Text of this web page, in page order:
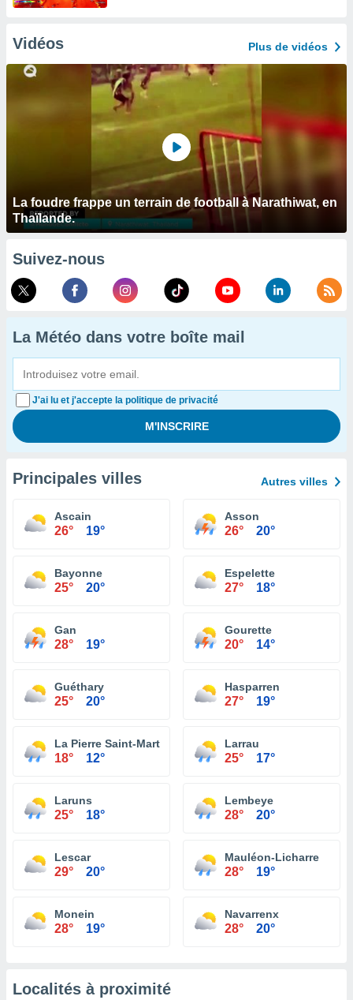
Vidéos Plus de vidéos
La foudre frappe un terrain de football à Narathiwat, en
Thaïlande.
Suivez-nous
La Météo dans votre boîte mail
J'ai lu et j'accepte la politique de privacité
Principales villes Autres villes
Ascain
26° 19°
Asson
26° 20°
Bayonne
25° 20°
Espelette
27° 18°
Gan
28° 19°
Gourette
20° 14°
Guéthary
25° 20°
Hasparren
27° 19°
La Pierre Saint-Martin
18° 12°
Larrau
25° 17°
Laruns
25° 18°
Lembeye
28° 20°
Lescar
29° 20°
Mauléon-Licharre
28° 19°
Monein
28° 19°
Navarrenx
28° 20°
Localités à proximité